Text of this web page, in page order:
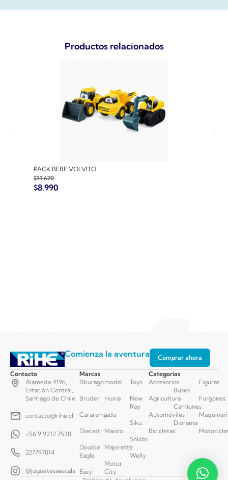
Productos relacionados
PACK BEBE VOLVITO
$11.670
$8.990
Comienza la aventura Comprar ahora
Contacto
Alameda 4196,
Estación Central,
Santiago de Chile
contacto@rihe.cl
+56 9 9212 7538
227797014
@juguetesaescala
Marcas
Bburago
Bruder
Cararama
Diecast
Double
Eagle
Easy
model
Huina
Jada
Maisto
Majorette
Motor
City
Toys
New
Ray
Siku
Solido
Welly
Categorías
Accesorios
Agricultura
Automóviles
Bicicletas
Buses
Camiones
Diorama
Figuras
Furgones